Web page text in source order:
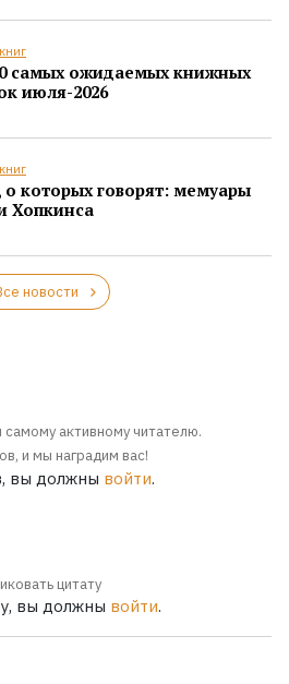
самых ожидаемых книжных
июля-2026
о которых говорят: мемуары
Хопкинса
новости
активному читателю.
и мы наградим вас!
вы должны войти.
цитату
вы должны войти.